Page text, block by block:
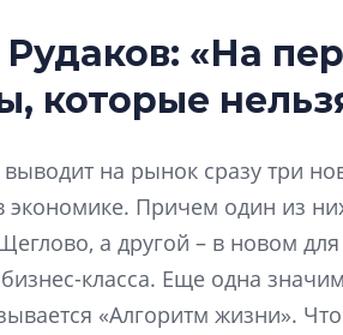
купил участок
районе, где
на 100
Финское
«ЮИТ»
«На
которые
выводит на рынок сразу три
экономике. Причем один из
а другой – в новом
класса. Еще одна
«Алгоритм жизни».